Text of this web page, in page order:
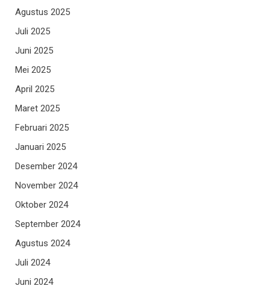
Agustus 2025
Juli 2025
Juni 2025
Mei 2025
April 2025
Maret 2025
Februari 2025
Januari 2025
Desember 2024
November 2024
Oktober 2024
September 2024
Agustus 2024
Juli 2024
Juni 2024